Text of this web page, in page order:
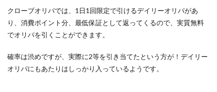
クローブオリパでは、1日1回限定で引けるデイリーオリパがあ
り、消費ポイント分、最低保証として返ってくるので、実質無料
でオリパを引くことができます。
確率は渋めですが、実際に2等を引き当てたという方が！デイリー
オリパにもあたりはしっかり入っているようです。